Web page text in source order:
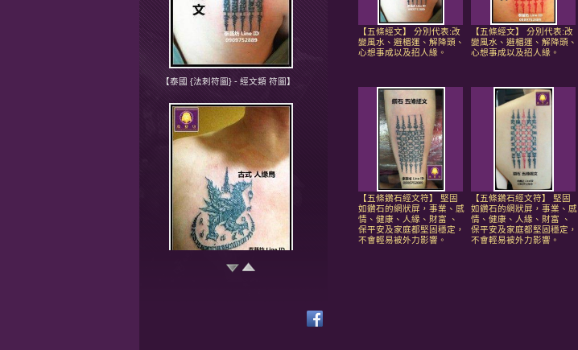
【泰國 {法刺符圖} - 經文類 符圖】
【五條經文】 分別代表:改
變風水、避楣運、解降頭、
心想事成以及招人緣。
【五條經文】 分別代表:改
變風水、避楣運、解降頭、
心想事成以及招人緣。
【五條鑽石經文符】 堅固
如鑽石的網狀屏，事業、感
情、健康、人緣、財富 、
保平安及家庭都堅固穩定，
不會輕易被外力影響。
【五條鑽石經文符】 堅固
如鑽石的網狀屏，事業、感
情、健康、人緣、財富 、
保平安及家庭都堅固穩定，
不會輕易被外力影響。